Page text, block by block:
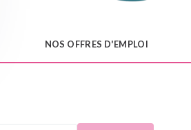
NOS OFFRES D'EMPLOI